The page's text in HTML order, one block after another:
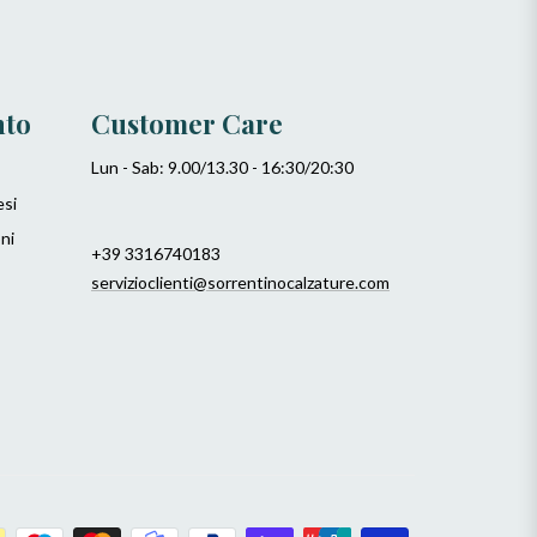
Customer Care
Lun - Sab: 9.00/13.30 - 16:30/20:30
+39 3316740183
servizioclienti@sorrentinocalzature.com